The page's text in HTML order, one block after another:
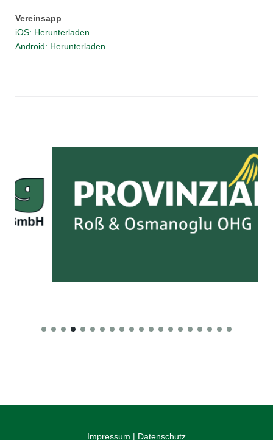
Vereinsapp
iOS: Herunterladen
Android: Herunterladen
Impressum | Datenschutz